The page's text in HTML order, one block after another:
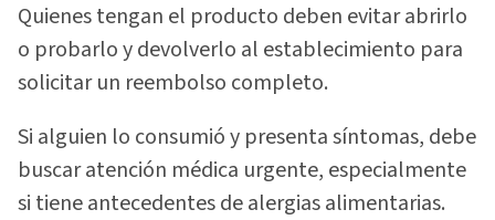
Quienes tengan el producto deben evitar abrirlo
o probarlo y devolverlo al establecimiento para
solicitar un reembolso completo.
Si alguien lo consumió y presenta síntomas, debe
buscar atención médica urgente, especialmente
si tiene antecedentes de alergias alimentarias.